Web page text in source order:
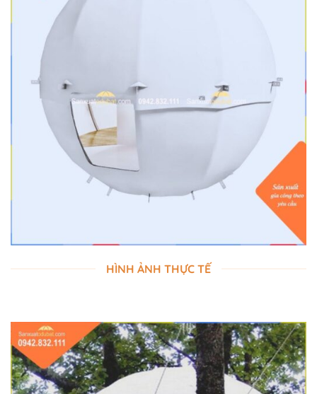
HÌNH ẢNH THỰC TẾ